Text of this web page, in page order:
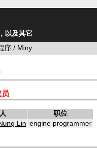
以及其它
序 / Miny
员
人
职位
Lin engine programmer